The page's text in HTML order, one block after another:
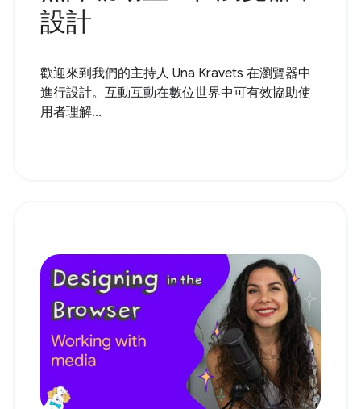
設計
歡迎來到我們的主持人 Una Kravets 在瀏覽器中
進行設計。互動互動在數位世界中可有效協助使
用者理解...